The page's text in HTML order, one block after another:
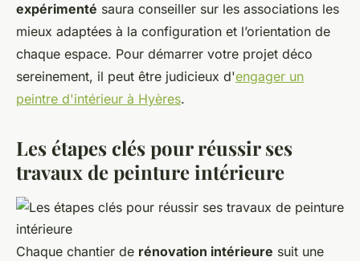
expérimenté saura conseiller sur les associations les
mieux adaptées à la configuration et l’orientation de
chaque espace. Pour démarrer votre projet déco
sereinement, il peut être judicieux d'engager un
peintre d'intérieur à Hyères.
Les étapes clés pour réussir ses
travaux de peinture intérieure
Chaque chantier de rénovation intérieure suit une